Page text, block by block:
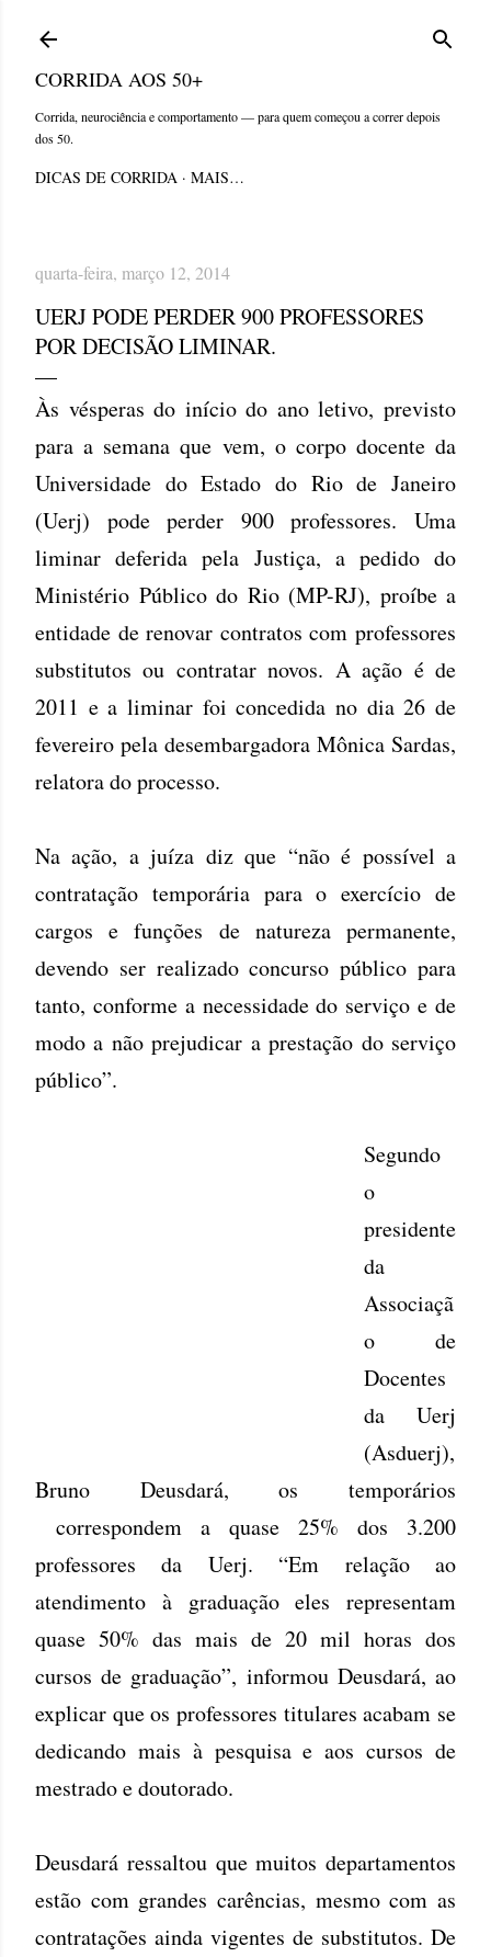
CORRIDA AOS 50+
Corrida, neurociência e comportamento — para quem começou a correr depois
dos 50.
DICAS DE CORRIDA MAIS…
quarta-feira, março 12, 2014
UERJ PODE PERDER 900 PROFESSORES
POR DECISÃO LIMINAR.
Às vésperas do início do ano letivo, previsto
para a semana que vem, o corpo docente da
Universidade do Estado do Rio de Janeiro
(Uerj) pode perder 900 professores. Uma
liminar deferida pela Justiça, a pedido do
Ministério Público do Rio (MP-RJ), proíbe a
entidade de renovar contratos com professores
substitutos ou contratar novos. A ação é de
2011 e a liminar foi concedida no dia 26 de
fevereiro pela desembargadora Mônica Sardas,
relatora do processo.
Na ação, a juíza diz que “não é possível a
contratação temporária para o exercício de
cargos e funções de natureza permanente,
devendo ser realizado concurso público para
tanto, conforme a necessidade do serviço e de
modo a não prejudicar a prestação do serviço
público”.
Segundo
o
presidente
da
Associaçã
o de
Docentes
da Uerj
(Asduerj),
Bruno Deusdará, os temporários
correspondem a quase 25% dos 3.200
professores da Uerj. “Em relação ao
atendimento à graduação eles representam
quase 50% das mais de 20 mil horas dos
cursos de graduação”, informou Deusdará, ao
explicar que os professores titulares acabam se
dedicando mais à pesquisa e aos cursos de
mestrado e doutorado.
Deusdará ressaltou que muitos departamentos
estão com grandes carências, mesmo com as
contratações ainda vigentes de substitutos. De